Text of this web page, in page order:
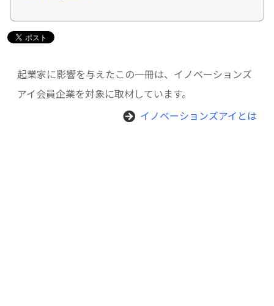
起業家に影響を与えたこの一冊は、イノベーションズ
アイ会員企業を対象に取材しています。
イノベーションズアイとは